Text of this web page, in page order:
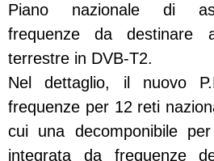
Piano nazionale di
frequenze da destinare
terrestre in DVB-T2.
Nel dettaglio, il nuovo
frequenze per 12 reti
cui una decomponibile
integrata da frequenze